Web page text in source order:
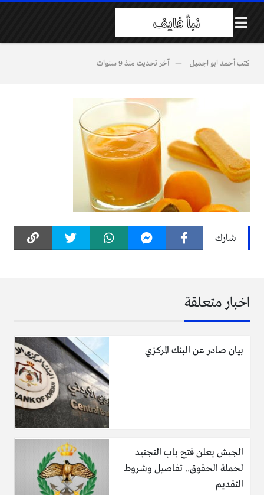
كتبأحمد ابو اجميل آخر تحديث منذ 9 سنوات
شارك
اخبار متعلقة
بيان صادر عن البنك المركزي
الجيش يعلن فتح باب التجنيد
لحملة الحقوق.. تفاصيل وشروط
التقديم